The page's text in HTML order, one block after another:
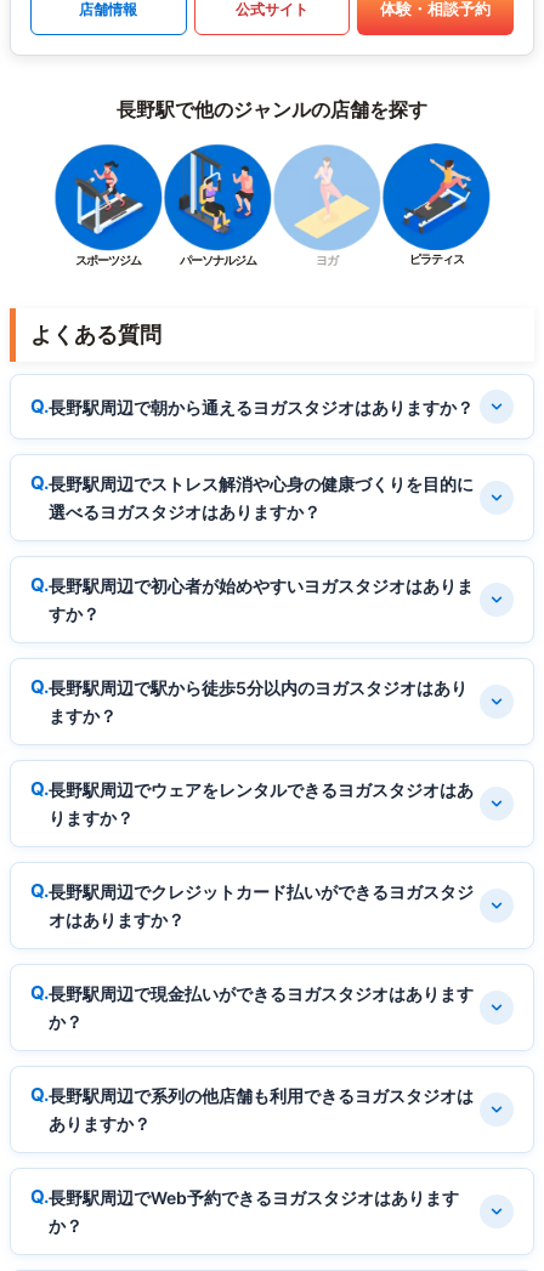
店舗情報 公式サイト 体験・相談予約
長野駅で他のジャンルの店舗を探す
スポーツジム パーソナルジム ヨガ ピラティス
よくある質問
長野駅周辺で朝から通えるヨガスタジオはありますか？
長野駅周辺でストレス解消や心身の健康づくりを目的に
選べるヨガスタジオはありますか？
長野駅周辺で初心者が始めやすいヨガスタジオはありま
すか？
長野駅周辺で駅から徒歩5分以内のヨガスタジオはあり
ますか？
長野駅周辺でウェアをレンタルできるヨガスタジオはあ
りますか？
長野駅周辺でクレジットカード払いができるヨガスタジ
オはありますか？
長野駅周辺で現金払いができるヨガスタジオはあります
か？
長野駅周辺で系列の他店舗も利用できるヨガスタジオは
ありますか？
長野駅周辺でWeb予約できるヨガスタジオはあります
か？